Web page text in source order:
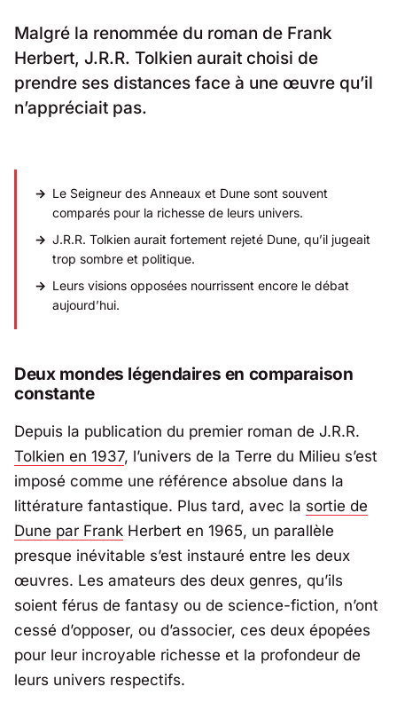
Malgré la renommée du roman de Frank
Herbert, J.R.R. Tolkien aurait choisi de
prendre ses distances face à une œuvre qu’il
n’appréciait pas.
Le Seigneur des Anneaux et Dune sont souvent
comparés pour la richesse de leurs univers.
J.R.R. Tolkien aurait fortement rejeté Dune, qu’il jugeait
trop sombre et politique.
Leurs visions opposées nourrissent encore le débat
aujourd’hui.
Deux mondes légendaires en comparaison
constante
Depuis la publication du premier roman de J.R.R.
Tolkien en 1937, l’univers de la Terre du Milieu s’est
imposé comme une référence absolue dans la
littérature fantastique. Plus tard, avec la sortie de
Dune par Frank Herbert en 1965, un parallèle
presque inévitable s’est instauré entre les deux
œuvres. Les amateurs des deux genres, qu’ils
soient férus de fantasy ou de science-fiction, n’ont
cessé d’opposer, ou d’associer, ces deux épopées
pour leur incroyable richesse et la profondeur de
leurs univers respectifs.